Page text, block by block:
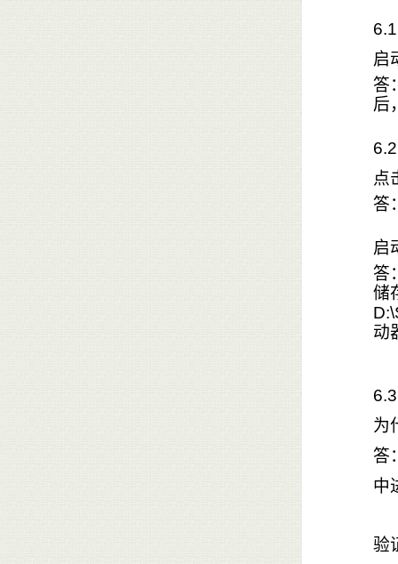
启
答
后
点
答
启
答
储
动
为
答
中
验